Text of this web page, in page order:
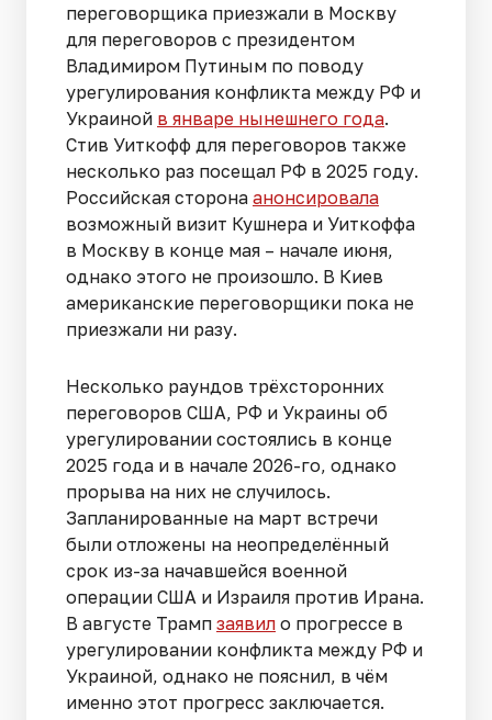
переговорщика приезжали в Москву
для переговоров с президентом
Владимиром Путиным по поводу
урегулирования конфликта между РФ и
Украиной в январе нынешнего года.
Стив Уиткофф для переговоров также
несколько раз посещал РФ в 2025 году.
Российская сторона анонсировала
возможный визит Кушнера и Уиткоффа
в Москву в конце мая – начале июня,
однако этого не произошло. В Киев
американские переговорщики пока не
приезжали ни разу.
Несколько раундов трёхсторонних
переговоров США, РФ и Украины об
урегулировании состоялись в конце
2025 года и в начале 2026-го, однако
прорыва на них не случилось.
Запланированные на март встречи
были отложены на неопределённый
срок из-за начавшейся военной
операции США и Израиля против Ирана.
В августе Трамп заявил о прогрессе в
урегулировании конфликта между РФ и
Украиной, однако не пояснил, в чём
именно этот прогресс заключается.